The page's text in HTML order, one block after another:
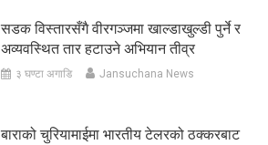
सडक विस्तारसँगै वीरगञ्जमा खाल्डाखुल्डी पुर्ने र
अव्यवस्थित तार हटाउने अभियान तीव्र
३ घण्टा अगाडि Jansuchana News
बाराको चुरियामाईमा भारतीय टेलरको ठक्करबाट